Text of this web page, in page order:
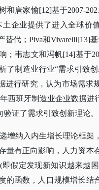
唐家愉[12]基于2007-
企业提供了进入全球价
代；Piva和Vivarelli[13]
韦志文和冯帆[14]基于
制造业行业“需求引致
进行研究，认为市场需求
西班牙制造业企业数据进
证了需求引致创新理论。
增纳入内生增长理论框架
量有正向影响，人力资本
假定发现新知识越来越
的函数，人口规模增长结